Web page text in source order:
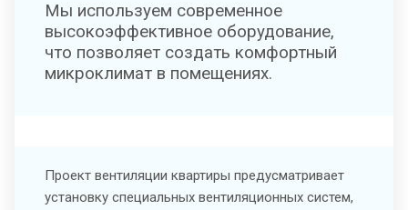
Мы используем современное
высокоэффективное оборудование,
что позволяет создать комфортный
микроклимат в помещениях.
Проект вентиляции квартиры предусматривает
установку специальных вентиляционных систем,